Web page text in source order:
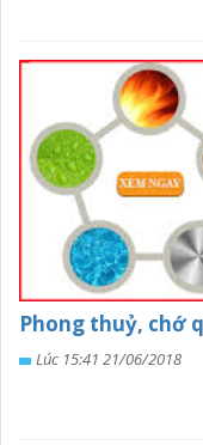
Phong thuỷ, chớ
Lúc 15:41 21/06/2018